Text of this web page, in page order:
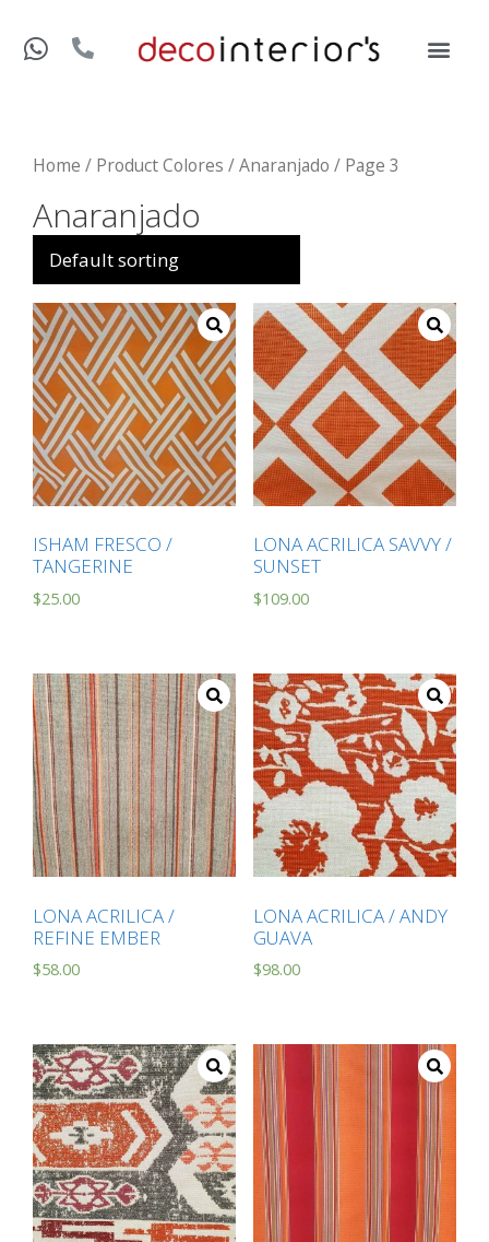
Home / Product Colores /Anaranjado / Page 3
Anaranjado
ISHAM FRESCO /
TANGERINE
$25.00
LONA ACRILICA SAVVY /
SUNSET
$109.00
LONA ACRILICA /
REFINE EMBER
$58.00
LONA ACRILICA / ANDY
GUAVA
$98.00